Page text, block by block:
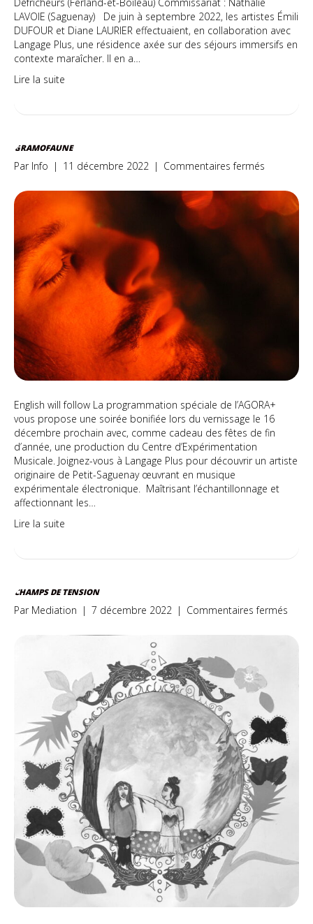
LAVOIE (Saguenay) De juin à septembre 2022, les artistes Émili
DUFOUR et Diane LAURIER effectuaient, en collaboration avec
Langage Plus, une résidence axée sur des séjours immersifs en
contexte maraîcher. Il en a…
Lire la suite
GRAMOFAUNE
Par Info | 11 décembre 2022 | Commentaires fermés
English will follow La programmation spéciale de l’AGORA+
vous propose une soirée bonifiée lors du vernissage le 16
décembre prochain avec, comme cadeau des fêtes de fin
d’année, une production du Centre d’Expérimentation
Musicale. Joignez-vous à Langage Plus pour découvrir un artiste
originaire de Petit-Saguenay œuvrant en musique
expérimentale électronique. Maîtrisant l’échantillonnage et
affectionnant les…
Lire la suite
CHAMPS DE TENSION
Par Mediation | 7 décembre 2022 | Commentaires fermés